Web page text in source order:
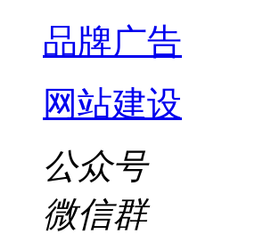
品牌广告
网站建设
公众号
微信群